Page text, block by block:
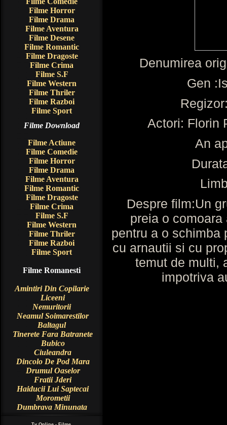
Filme Horror
Filme Drama
Filme Aventura
Filme Desene
Filme Romantic
Filme Dragoste
Filme Crima
Filme S.F
Filme Western
Filme Thriler
Filme Razboi
Filme Sport
Filme Download
Filme Actiune
Filme Comedie
Filme Horror
Filme Drama
Filme Aventura
Filme Romantic
Filme Dragoste
Filme Crima
Filme S.F
Filme Western
Filme Thriler
Filme Razboi
Filme Sport
Filme Romanesti
Amintiri Din Copilarie
Liceeni
Nemuritorii
Neamul Soimarestilor
Baltagul
Tinerete Fara Batranete
Bubico
Ciuleandra
Dincolo De Pod Mara
Drumul Oaselor
Fratii Jderi
Haiducii Lui Saptecai
Morometii
Dumbrava Minunata
Denumirea
Gen
Actori: Florin
An
Despre film:Un
preia o
pentru a o schimba
cu arnautii si cu
temut de multi,
impotriva